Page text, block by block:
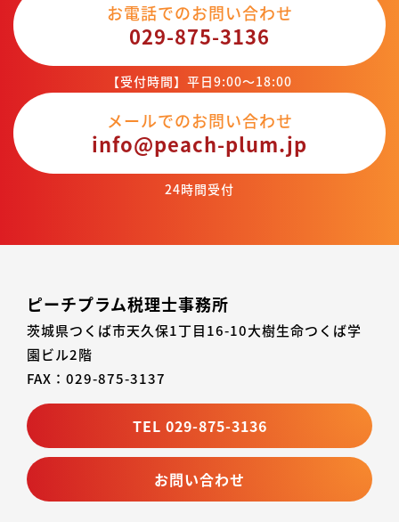
お電話でのお問い合わせ
029-875-3136
【受付時間】平日9:00～18:00
メールでのお問い合わせ
info@peach-plum.jp
24時間受付
ピーチプラム税理士事務所
茨城県つくば市天久保1丁目16-10大樹生命つくば学
園ビル2階
FAX：029-875-3137
TEL 029-875-3136
お問い合わせ